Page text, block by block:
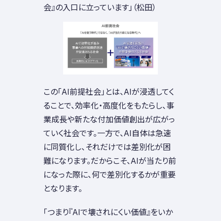
会』の入口に立っています」（松田）
この「AI前提社会」とは、AIが浸透してく
ることで、効率化・高度化をもたらし、事
業成長や新たな付加価値創出が広がっ
ていく社会です。一方で、AI自体は急速
に同質化し、それだけでは差別化が困
難になります。だからこそ、AIが当たり前
になった際に、何で差別化するかが重要
となります。
「つまり『AIで壊されにくい価値』をいか